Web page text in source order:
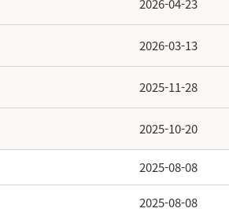
2026-04-23
2026-03-13
2025-11-28
2025-10-20
2025-08-08
2025-08-08